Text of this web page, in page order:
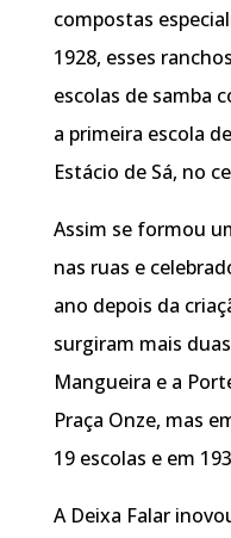
compostas
1928, esses
escolas de samba
a primeira escola
Estácio de Sá, no
Assim se formou
nas ruas e
ano depois da
surgiram mais
Mangueira e a
Praça Onze, mas
19 escolas e em
A Deixa Falar